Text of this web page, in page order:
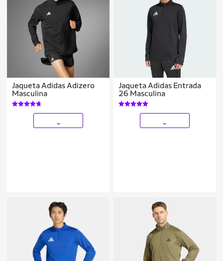
Jaqueta Adidas Adizero
Masculina
Jaqueta Adidas Entrada
26 Masculina